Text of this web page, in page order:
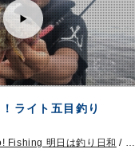
岡市/マリブエクスプロ
ッド35～60g
ー
換鈎
毎週日曜日朝5時30分
turitoki.com/
ライト五目釣り
Fishing 明日は釣り日和 /